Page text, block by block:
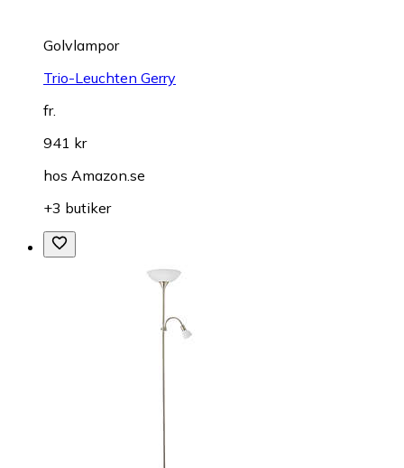
Golvlampor
Trio-Leuchten Gerry
fr.
941 kr
hos Amazon.se
+3 butiker